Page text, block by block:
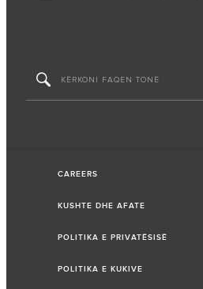
CAREERS
KUSHTE DHE AFATE
POLITIKA E PRIVATËSISË
POLITIKA E KUKIVE